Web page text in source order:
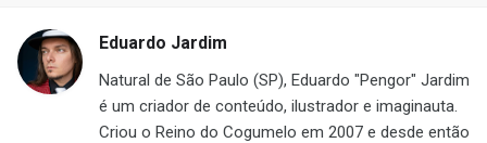
Eduardo Jardim
Natural de São Paulo (SP), Eduardo "Pengor" Jardim
é um criador de conteúdo, ilustrador e imaginauta.
Criou o Reino do Cogumelo em 2007 e desde então